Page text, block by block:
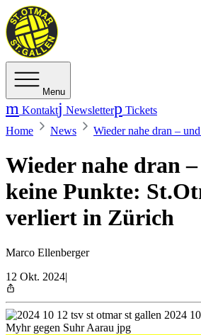
Menu
Kontakt Newsletter
Tickets
Home
News Wieder nahe dran –
Wieder nahe dran
keine Punkte:
verliert in Zürich
Marco Ellenberger
12 Okt. 2024|